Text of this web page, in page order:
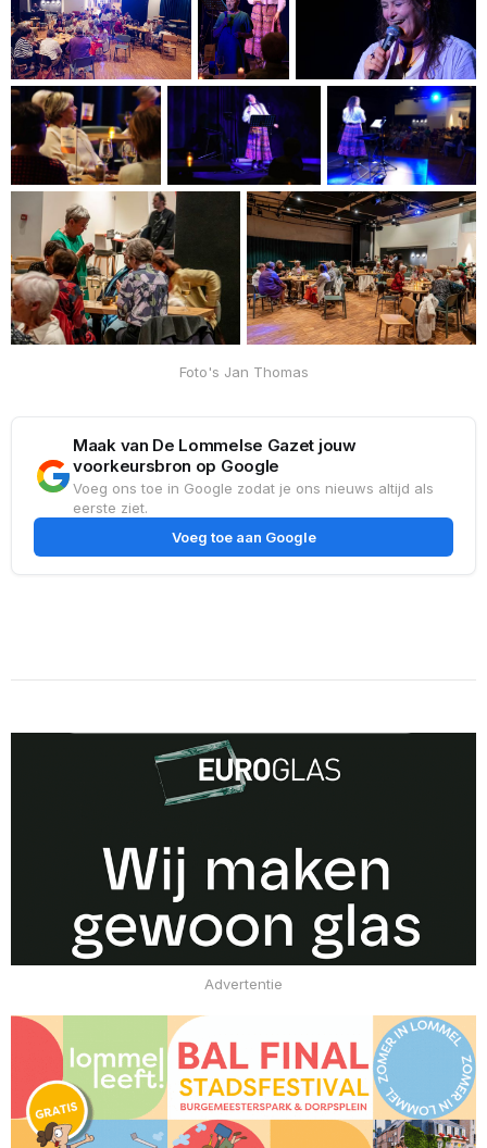
Foto's Jan Thomas
Maak van De Lommelse Gazet jouw
voorkeursbron op Google
Voeg ons toe in Google zodat je ons nieuws altijd als
eerste ziet.
Voeg toe aan Google
Advertentie